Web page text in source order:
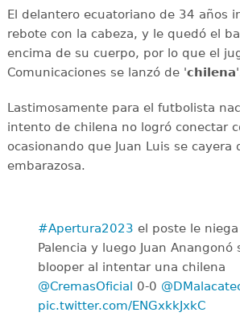
El delantero ecuatoriano de 34 años
rebote con la cabeza, y le quedó el
encima de su cuerpo, por lo que el
Comunicaciones se lanzó de 'chilena
Lastimosamente para el futbolista
intento de chilena no logró conectar
ocasionando que Juan Luis se cayera
embarazosa.
#Apertura2023 el poste le
Palencia y luego Juan Anangonó
blooper al intentar una chilena
@CremasOficial 0-0
pic.twitter.com/ENGxkkJxkC